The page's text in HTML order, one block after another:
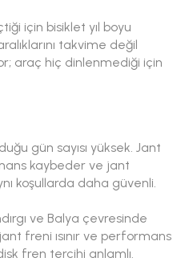
için bisiklet yıl boyu
takvime değil
araç hiç dinlenmediği için
gün sayısı yüksek. Jant
kaybeder ve jant
koşullarda daha güvenli.
ve Balya çevresinde
freni ısınır ve performans
fren tercihi anlamlı.